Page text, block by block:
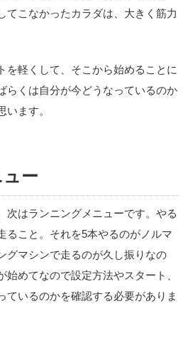
てこなかったカラダは、大きく筋力
を軽くして、そこから始めることに
らくは自分が今どうなっているのか
います。
ー
次はランニングメニューです。やる
ること。それを5本やるのがノルマ
グマシンで走るのが久し振りなの
始めてなので設定方法やスタート、
ているのかを確認する必要がありま